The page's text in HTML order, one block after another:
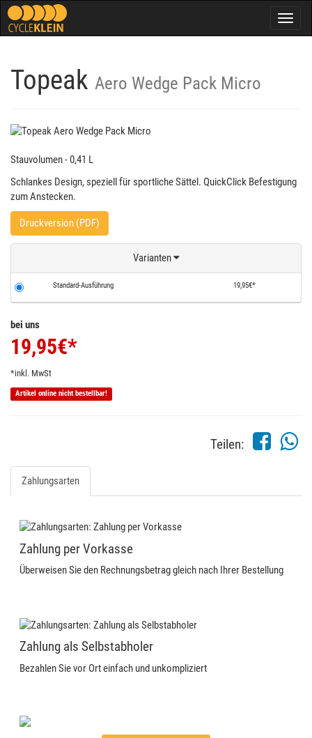
Topeak Aero Wedge Pack Micro
Stauvolumen - 0,41 L
Schlankes Design, speziell für sportliche Sättel. QuickClick Befestigung
zum Anstecken.
Druckversion (PDF)
Varianten
Standard-Ausführung 19,95€*
bei uns
19,95€*
*inkl. MwSt
Artikel online nicht bestellbar!
Teilen:
Zahlungsarten
Zahlung per Vorkasse
Überweisen Sie den Rechnungsbetrag gleich nach Ihrer Bestellung
Zahlung als Selbstabholer
Bezahlen Sie vor Ort einfach und unkompliziert